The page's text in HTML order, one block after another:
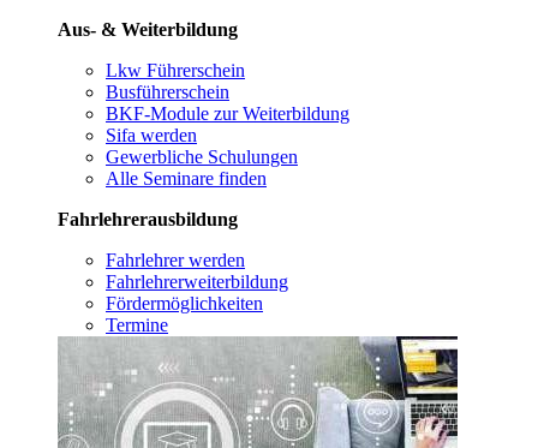
Aus- & Weiterbildung
Lkw Führerschein
Busführerschein
BKF-Module zur Weiterbildung
Sifa werden
Gewerbliche Schulungen
Alle Seminare finden
Fahrlehrerausbildung
Fahrlehrer werden
Fahrlehrerweiterbildung
Fördermöglichkeiten
Termine